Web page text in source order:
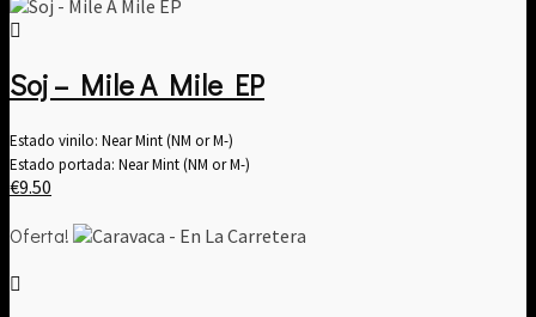
Soj – Mile A Mile EP
Estado vinilo: Near Mint (NM or M-)
Estado portada: Near Mint (NM or M-)
€9.50
Oferta!